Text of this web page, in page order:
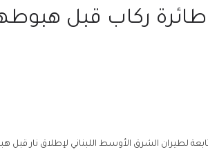
طائرة ركاب قبل
لطيران الشرق الأوسط اللبناني لإطلاق نار